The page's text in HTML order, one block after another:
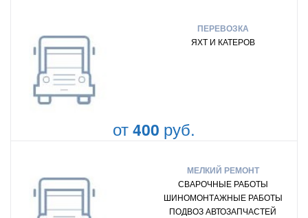
ПЕРЕВОЗКА
ЯХТ И КАТЕРОВ
от400 руб.
МЕЛКИЙ РЕМОНТ
СВАРОЧНЫЕ РАБОТЫ
ШИНОМОНТАЖНЫЕ РАБОТЫ
ПОДВОЗ АВТОЗАПЧАСТЕЙ